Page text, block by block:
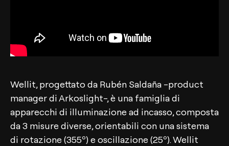
Wellit, progettato da Rubén Saldaña -product
manager di Arkoslight-, è una famiglia di
apparecchi di illuminazione ad incasso, composta
da 3 misure diverse, orientabili con una sistema
di rotazione (355º) e oscillazione (25º). Wellit